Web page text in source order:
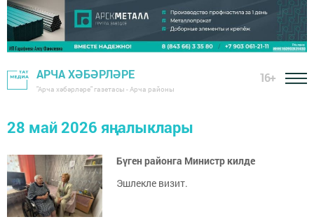
АРЧА ХӘБӘРЛӘРЕ
"Арча хәбәрләре" газетасы - Арча районы
16+
28 май 2026 яңалыклары
Бүген районга Министр килде
Эшлекле визит.